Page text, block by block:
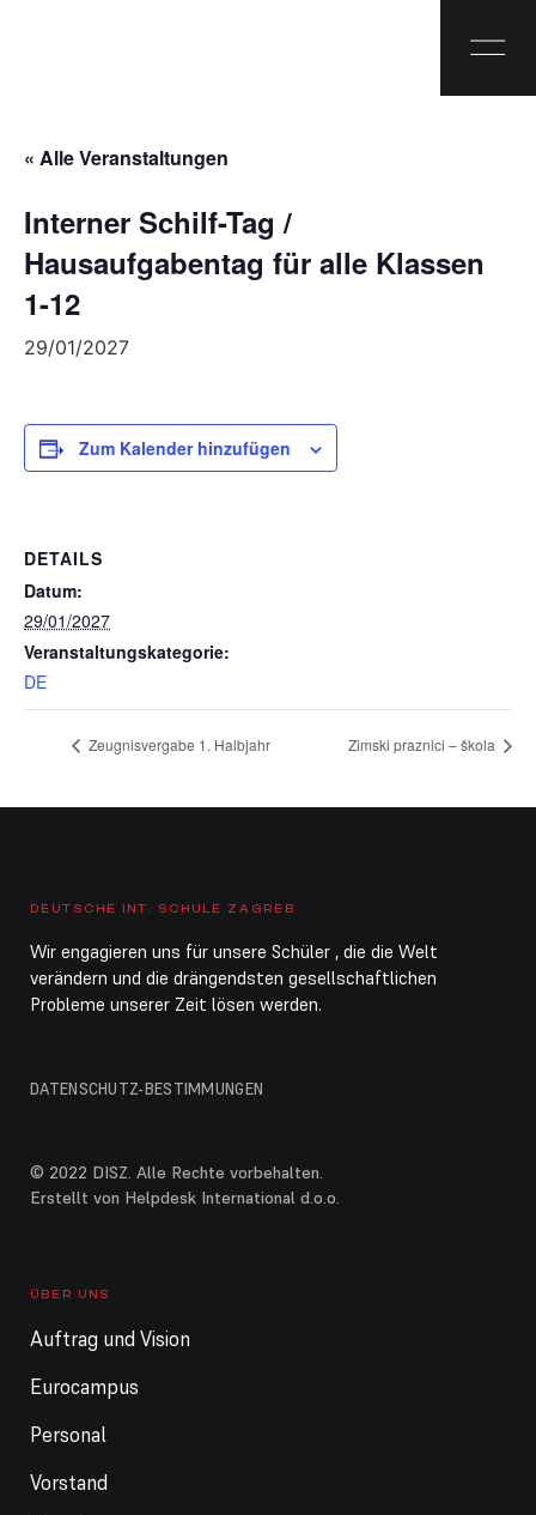
« Alle Veranstaltungen
Interner Schilf-Tag /
Hausaufgabentag für alle Klassen
1-12
29/01/2027
Zum Kalender hinzufügen
DETAILS
Datum:
29/01/2027
Veranstaltungskategorie:
DE
Zeugnisvergabe 1. Halbjahr Zimski praznici – škola
DEUTSCHE INT. SCHULE ZAGREB
Wir engagieren uns für unsere Schüler , die die Welt
verändern und die drängendsten gesellschaftlichen
Probleme unserer Zeit lösen werden.
DATENSCHUTZ-BESTIMMUNGEN
© 2022 DISZ. Alle Rechte vorbehalten.
Erstellt von Helpdesk International d.o.o.
ÜBER UNS
Auftrag und Vision
Eurocampus
Personal
Vorstand